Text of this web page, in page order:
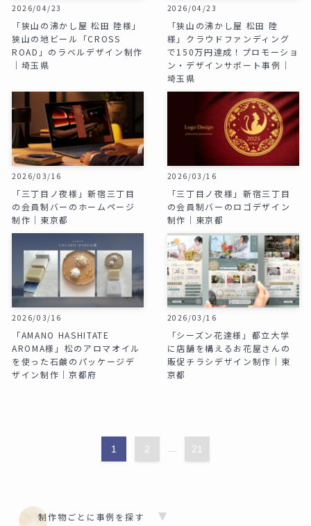
2026/04/23
「狭山の沸かし屋 松田 陸様」
狭山の地ビール「CROSS
ROAD」のラベルデザイン制作
｜埼玉県
2026/04/23
「狭山の沸かし屋 松田 陸
様」クラウドファンディング
で150万円達成！プロモーショ
ン・デザインサポート事例｜
埼玉県
2026/03/16
「三丁目ノ夜様」新宿三丁目
の会員制バーのホームページ
制作｜東京都
2026/03/16
「三丁目ノ夜様」新宿三丁目
の会員制バーのロゴデザイン
制作｜東京都
2026/03/16
「AMANO HASHITATE
AROMA様」松のアロマオイル
を使った石鹸のパッケージデ
ザイン制作｜京都府
2026/03/16
「シーズン花達様」都立大学
に店舗を構えるお花屋さんの
販促チラシデザイン制作｜東
京都
1 2 ... 21
制作物ごとに事例を探す